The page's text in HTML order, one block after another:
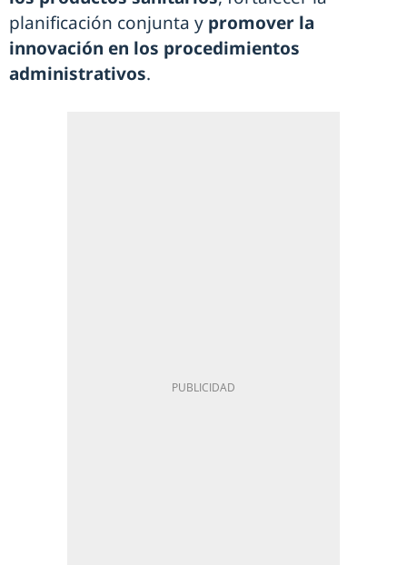
planificación conjunta y promover la
innovación en los procedimientos
administrativos.